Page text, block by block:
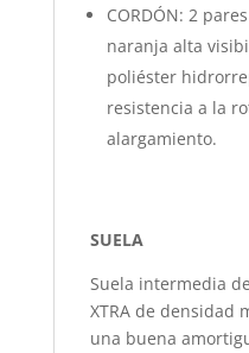
CORDÓN: 2
naranja alta
poliéster
resistencia a la
alargamiento.
SUELA
Suela intermedia
XTRA de densidad
una buena